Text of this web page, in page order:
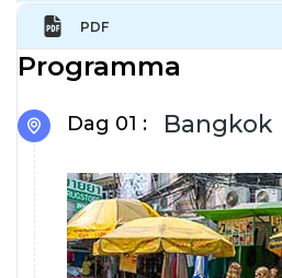
PDF
Programma
Dag 01 : Bangkok